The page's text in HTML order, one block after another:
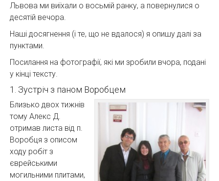
Львова ми виїхали о восьмій ранку, а повернулися о
десятій вечора.
Наші досягнення (і те, що не вдалося) я опишу далі за
пунктами.
Посилання на фотографії, які ми зробили вчора, подані
у кінці тексту.
1. Зустріч з паном Воробцем
Близько двох тижнів
тому Алекс Д.
отримав листа від п.
Воробця з описом
ходу робіт з
єврейськими
могильними плитами,